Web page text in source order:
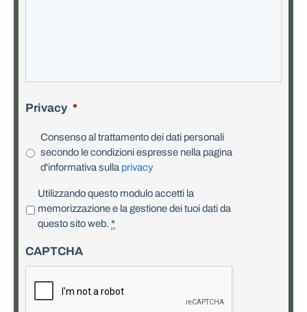
Privacy *
Consenso al trattamento dei dati personali
secondo le condizioni espresse nella pagina
d'informativa sulla privacy
r
a
c
*
Utilizzando questo modulo accetti la
memorizzazione e la gestione dei tuoi dati da
questo sito web. *
CAPTCHA